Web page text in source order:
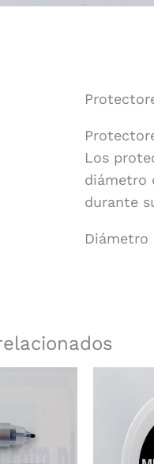
Los
diámetro
durante
Diámetro